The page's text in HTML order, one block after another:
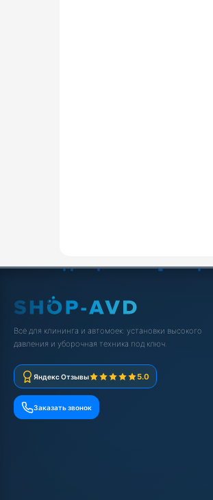
Всё для клининга и автомоек: установки высокого
давления и уборочная техника под ключ.
Яндекс Отзывы 5.0
Заказать звонок